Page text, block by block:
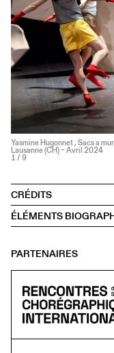
Yasmine Hugonnet , Sacs a
Lausanne (CH) – Avril 2024
1 / 9
CRÉDITS
ÉLÉMENTS
PARTENAIRES